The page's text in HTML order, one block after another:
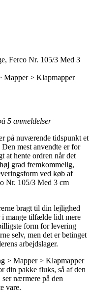
Ferco Nr. 105/3 Med 3
> Klapmapper
5 anmeldelser
på nuværende tidspunkt et
mest anvendte er for
at hente ordren når det
grad fremkommelig,
ved køb af
Nr. 105/3 Med 3 cm
bragt til din lejlighed
i mange tilfælde lidt mere
form for levering
selv, men det er betinget
arbejdslager.
> Mapper > Klapmapper
din pakke fluks, så af den
nærmere på den
vare.